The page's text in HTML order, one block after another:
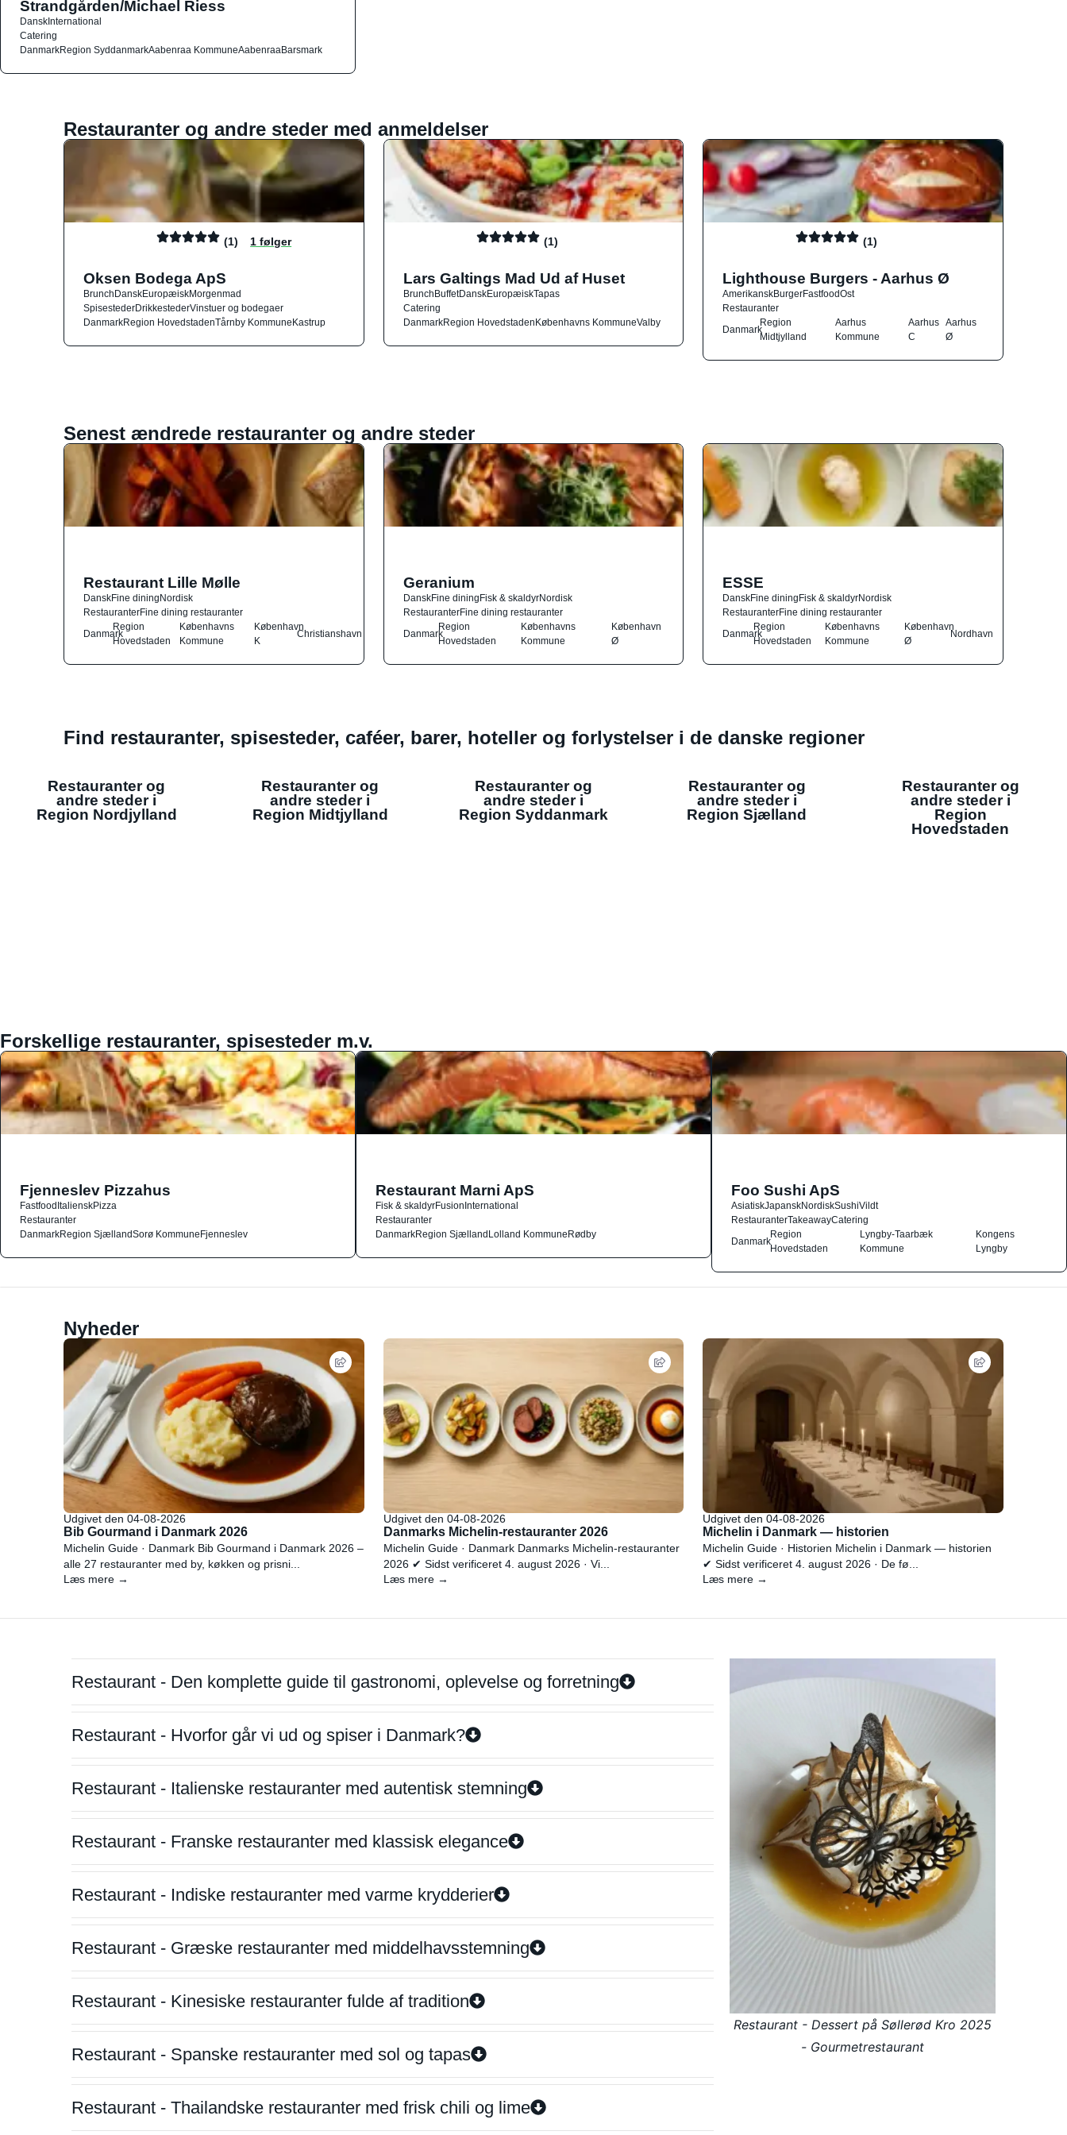
Strandgården/Michael Riess
DanskInternational
Catering
DanmarkRegion SyddanmarkAabenraa KommuneAabenraaBarsmark
Restauranter og andre steder med anmeldelser
(1) 1 følger
Oksen Bodega ApS
BrunchDanskEuropæiskMorgenmad
SpisestederDrikkestederVinstuer og bodegaer
DanmarkRegion HovedstadenTårnby KommuneKastrup
(1)
Lars Galtings Mad Ud af Huset
BrunchBuffetDanskEuropæiskTapas
Catering
DanmarkRegion HovedstadenKøbenhavns KommuneValby
(1)
Lighthouse Burgers - Aarhus Ø
AmerikanskBurgerFastfoodOst
Restauranter
Danmark
Region
Midtjylland
Aarhus
Kommune
Aarhus
C
Aarhus
Ø
Senest ændrede restauranter og andre steder
Restaurant Lille Mølle
DanskFine diningNordisk
RestauranterFine dining restauranter
Danmark
Region
Hovedstaden
Københavns
Kommune
København
K
Christianshavn
Geranium
DanskFine diningFisk & skaldyrNordisk
RestauranterFine dining restauranter
Danmark
Region
Hovedstaden
Københavns
Kommune
København
Ø
ESSE
DanskFine diningFisk & skaldyrNordisk
RestauranterFine dining restauranter
Danmark
Region
Hovedstaden
Københavns
Kommune
København
Ø
Nordhavn
Find restauranter, spisesteder, caféer, barer, hoteller og forlystelser i de danske regioner
Restauranter og
andre steder i
Region Nordjylland
Restauranter og
andre steder i
Region Midtjylland
Restauranter og
andre steder i
Region Syddanmark
Restauranter og
andre steder i
Region Sjælland
Restauranter og
andre steder i
Region
Hovedstaden
Forskellige restauranter, spisesteder m.v.
Fjenneslev Pizzahus
FastfoodItalienskPizza
Restauranter
DanmarkRegion SjællandSorø KommuneFjenneslev
Restaurant Marni ApS
Fisk & skaldyrFusionInternational
Restauranter
DanmarkRegion SjællandLolland KommuneRødby
Foo Sushi ApS
AsiatiskJapanskNordiskSushiVildt
RestauranterTakeawayCatering
Danmark
Region
Hovedstaden
Lyngby-Taarbæk
Kommune
Kongens
Lyngby
Nyheder
Udgivet den 04-08-2026
Bib Gourmand i Danmark 2026
Michelin Guide · Danmark Bib Gourmand i Danmark 2026 –
alle 27 restauranter med by, køkken og prisni...
Læs mere →
Udgivet den 04-08-2026
Danmarks Michelin-restauranter 2026
Michelin Guide · Danmark Danmarks Michelin-restauranter
2026 ✔ Sidst verificeret 4. august 2026 · Vi...
Læs mere →
Udgivet den 04-08-2026
Michelin i Danmark — historien
Michelin Guide · Historien Michelin i Danmark — historien
✔ Sidst verificeret 4. august 2026 · De fø...
Læs mere →
Restaurant - Den komplette guide til gastronomi, oplevelse og forretning
Restaurant - Hvorfor går vi ud og spiser i Danmark?
Restaurant - Italienske restauranter med autentisk stemning
Restaurant - Franske restauranter med klassisk elegance
Restaurant - Indiske restauranter med varme krydderier
Restaurant - Græske restauranter med middelhavsstemning
Restaurant - Kinesiske restauranter fulde af tradition
Restaurant - Spanske restauranter med sol og tapas
Restaurant - Thailandske restauranter med frisk chili og lime
Restaurant - Dessert på Søllerød Kro 2025
- Gourmetrestaurant